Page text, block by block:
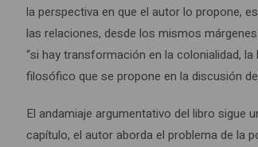
la perspectiva en que el autor lo propone,
las relaciones, desde los mismos
“si hay transformación en la colonialidad,
filosófico que se propone en la discusión
El andamiaje argumentativo del libro sigue
capítulo, el autor aborda el problema de la